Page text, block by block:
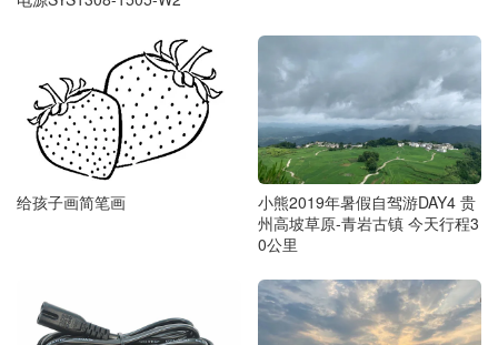
给孩子画简笔画
小熊2019年暑假自驾游DAY4 贵
州高坡草原-青岩古镇 今天行程3
0公里